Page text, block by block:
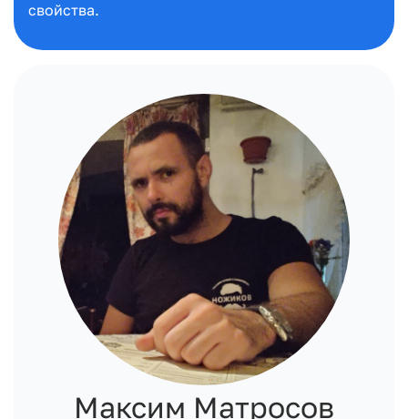
свойства.
Максим Матросов